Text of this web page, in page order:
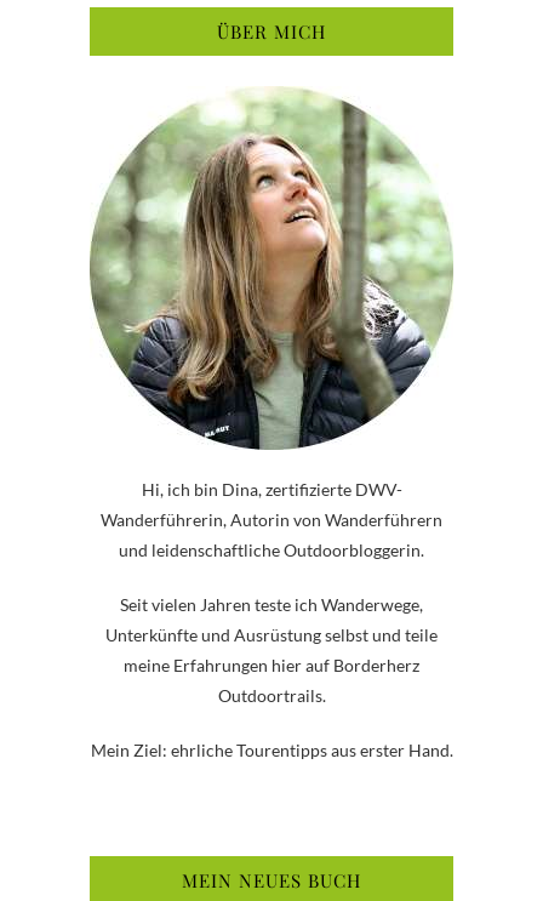
ÜBER MICH
Hi, ich bin Dina, zertifizierte DWV-
Wanderführerin, Autorin von Wanderführern
und leidenschaftliche Outdoorbloggerin.
Seit vielen Jahren teste ich Wanderwege,
Unterkünfte und Ausrüstung selbst und teile
meine Erfahrungen hier auf Borderherz
Outdoortrails.
Mein Ziel: ehrliche Tourentipps aus erster Hand.
MEIN NEUES BUCH